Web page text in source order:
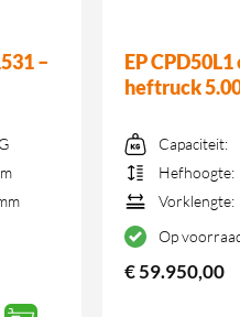
–
EP
heftruck
Capaciteit:
Hefhoogte:
Vorklengte:
Op
€59.950,00